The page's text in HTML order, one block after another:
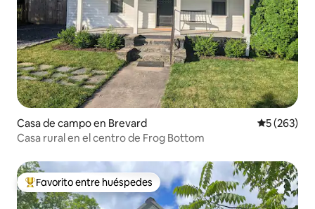
Casa de campo en Brevard
5 (263)
Casa rural en el centro de Frog Bottom
De los mejores en Favorito entre huéspedes
Favorito entre huéspedes